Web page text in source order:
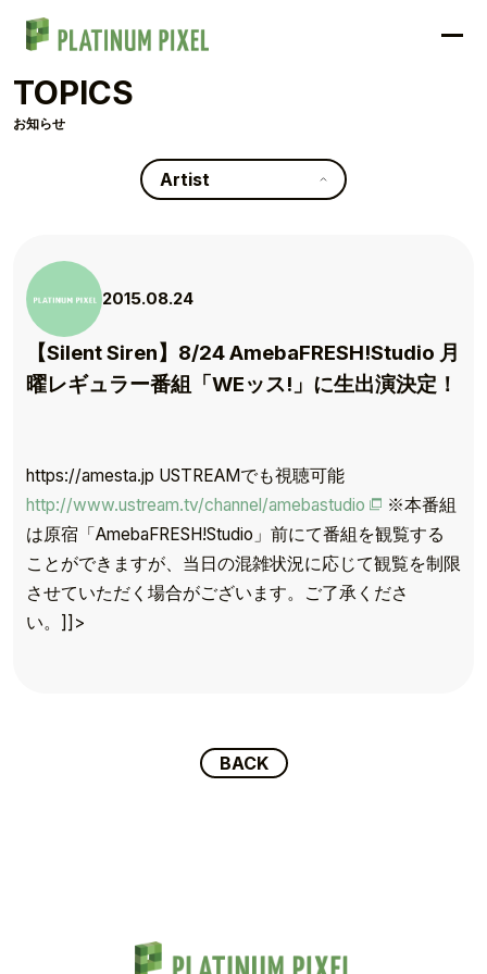
TOP
TOPICS
SCHEDULE
COMPANY
TOPICS
お知らせ
Artist
2015.08.24
【Silent Siren】8/24 AmebaFRESH!Studio 月
曜レギュラー番組「WEッス!」に生出演決定！
https://amesta.jp USTREAMでも視聴可能
http://www.ustream.tv/channel/amebastudio
※本番組
は原宿「AmebaFRESH!Studio」前にて番組を観覧する
ことができますが、当日の混雑状況に応じて観覧を制限
させていただく場合がございます。ご了承くださ
い。]]>
BACK